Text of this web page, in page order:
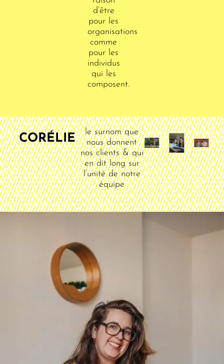
d’être
pour les
organisations
comme
pour les
individus
qui les
composent.
CORÉLIE
le surnom que
nous donnent
nos clients & qui
en dit long sur
l’unité de notre
équipe